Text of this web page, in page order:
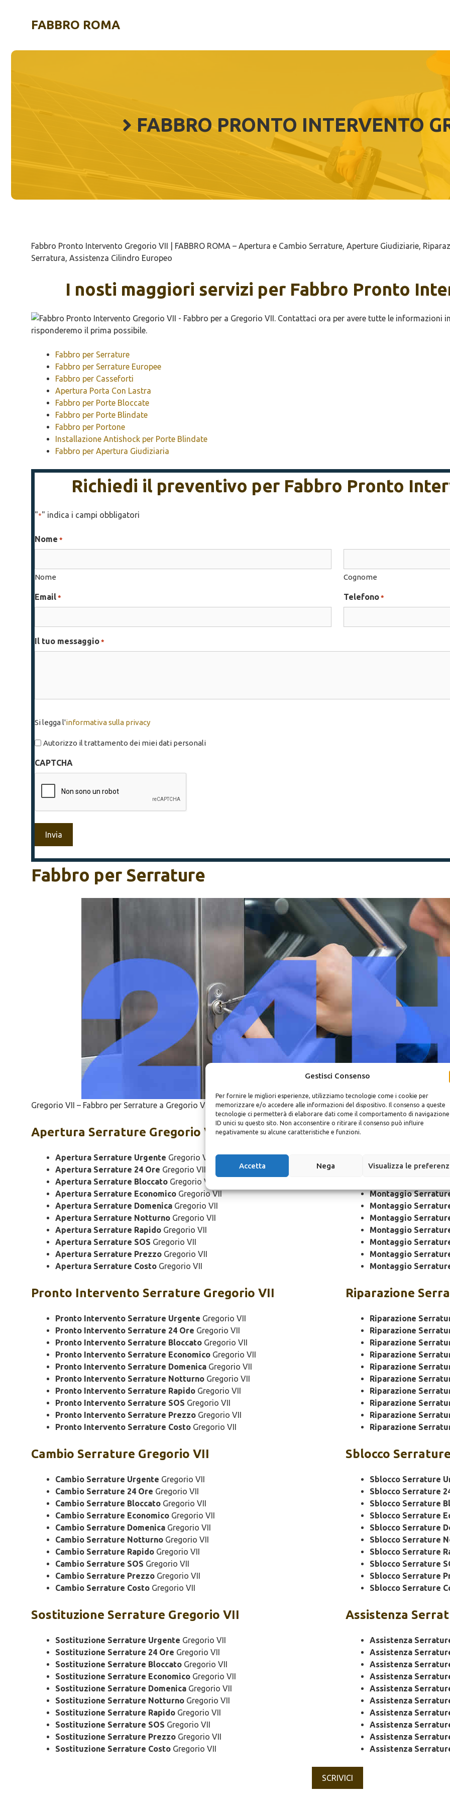
Gestisci Consenso
Per fornire le migliori esperienze, utilizziamo tecnologie come i cookie per
memorizzare e/o accedere alle informazioni del dispositivo. Il consenso a queste
tecnologie ci permetterà di elaborare dati come il comportamento di
ID unici su questo sito. Non acconsentire o ritirare il consenso può influire
negativamente su alcune caratteristiche e funzioni.
Accetta Nega Visualizza le
contenutoFABBRO ROMA
FABBRO PRONTO INTERVENTO
Fabbro Pronto Intervento Gregorio VII | FABBRO ROMA – Apertura e Cambio Serrature, Aperture Giudiziarie,
Serratura, Assistenza Cilindro Europeo
I nosti maggiori servizi per Fabbro Pronto
Fabbro per Serrature
Fabbro per Serrature Europee
Fabbro per Casseforti
Apertura Porta Con Lastra
Fabbro per Porte Bloccate
Fabbro per Porte Blindate
Fabbro per Portone
Installazione Antishock per Porte Blindate
Fabbro per Apertura Giudiziaria
Richiedi il preventivo per Fabbro Pronto
"*" indica i campi obbligatori
Nome *
Nome Cognome
Email * Telefono *
Il tuo messaggio *
legga
l'informativa
privacy
Si legga l'informativa sulla privacy
Autorizzo il trattamento dei miei dati personali
CAPTCHA
Fabbro per Serrature
Gregorio VII – Fabbro per Serrature a Gregorio VII
Apertura Serrature Gregorio VII
Apertura Serrature Urgente Gregorio VII
Apertura Serrature 24 Ore Gregorio VII
Apertura Serrature Bloccato Gregorio VII
Apertura Serrature Economico Gregorio VII
Apertura Serrature Domenica Gregorio VII
Apertura Serrature Notturno Gregorio VII
Apertura Serrature Rapido Gregorio VII
Apertura Serrature SOS Gregorio VII
Apertura Serrature Prezzo Gregorio VII
Apertura Serrature Costo Gregorio VII
Pronto Intervento Serrature Gregorio VII
Pronto Intervento Serrature Urgente Gregorio VII
Pronto Intervento Serrature 24 Ore Gregorio VII
Pronto Intervento Serrature Bloccato Gregorio VII
Pronto Intervento Serrature Economico Gregorio VII
Pronto Intervento Serrature Domenica Gregorio VII
Pronto Intervento Serrature Notturno Gregorio VII
Pronto Intervento Serrature Rapido Gregorio VII
Pronto Intervento Serrature SOS Gregorio VII
Pronto Intervento Serrature Prezzo Gregorio VII
Pronto Intervento Serrature Costo Gregorio VII
Cambio Serrature Gregorio VII
Cambio Serrature Urgente Gregorio VII
Cambio Serrature 24 Ore Gregorio VII
Cambio Serrature Bloccato Gregorio VII
Cambio Serrature Economico Gregorio VII
Cambio Serrature Domenica Gregorio VII
Cambio Serrature Notturno Gregorio VII
Cambio Serrature Rapido Gregorio VII
Cambio Serrature SOS Gregorio VII
Cambio Serrature Prezzo Gregorio VII
Cambio Serrature Costo Gregorio VII
Sostituzione Serrature Gregorio VII
Sostituzione Serrature Urgente Gregorio VII
Sostituzione Serrature 24 Ore Gregorio VII
Sostituzione Serrature Bloccato Gregorio VII
Sostituzione Serrature Economico Gregorio VII
Sostituzione Serrature Domenica Gregorio VII
Sostituzione Serrature Notturno Gregorio VII
Sostituzione Serrature Rapido Gregorio VII
Sostituzione Serrature SOS Gregorio VII
Sostituzione Serrature Prezzo Gregorio VII
Sostituzione Serrature Costo Gregorio VII
Montaggio
Montaggio
Montaggio
Montaggio
Montaggio
Montaggio
Montaggio
Montaggio
Montaggio
Riparazione
Riparazione
Riparazione
Riparazione
Riparazione
Riparazione
Riparazione
Riparazione
Riparazione
Riparazione
Riparazione
Sblocco
Sblocco Serrature
Sblocco Serrature
Sblocco Serrature
Sblocco Serrature
Sblocco Serrature
Sblocco Serrature
Sblocco Serrature
Sblocco Serrature
Sblocco Serrature
Sblocco Serrature
Assistenza
Assistenza
Assistenza
Assistenza
Assistenza
Assistenza
Assistenza
Assistenza
Assistenza
Assistenza
Assistenza
SCRIVICI